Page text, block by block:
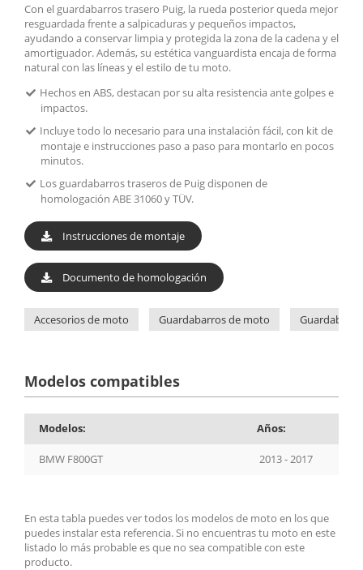
Con el guardabarros trasero Puig, la rueda posterior queda mejor
resguardada frente a salpicaduras y pequeños impactos,
ayudando a conservar limpia y protegida la zona de la cadena y el
amortiguador. Además, su estética vanguardista encaja de forma
natural con las líneas y el estilo de tu moto.
Hechos en ABS, destacan por su alta resistencia ante golpes e
impactos.
Incluye todo lo necesario para una instalación fácil, con kit de
montaje e instrucciones paso a paso para montarlo en pocos
minutos.
Los guardabarros traseros de Puig disponen de
homologación ABE 31060 y TÜV.
Instrucciones de montaje
Documento de homologación
Accesorios de moto Guardabarros de moto
Modelos compatibles
Modelos: Años:
BMW F800GT 2013 - 2017
En esta tabla puedes ver todos los modelos de moto en los que
puedes instalar esta referencia. Si no encuentras tu moto en este
listado lo más probable es que no sea compatible con este
producto.